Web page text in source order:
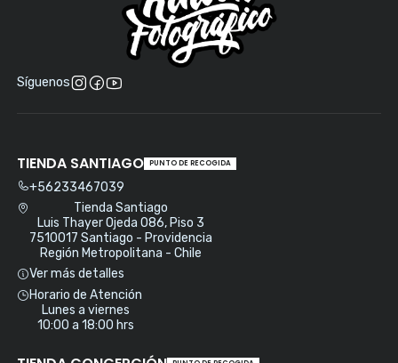
Síguenos
TIENDA SANTIAGO PUNTO DE RECOGIDA
+56233467039
Tienda Santiago
Luis Thayer Ojeda 086, Piso 3
7510017 Santiago - Providencia
Región Metropolitana - Chile
Ver más detalles
Horario de Atención
Lunes a viernes
10:00 a 18:00 hrs